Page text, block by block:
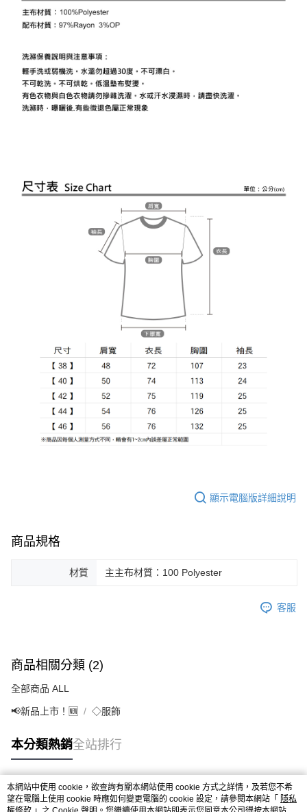
顯示電腦版詳細說明
商品規格
材質 主主布材質：100 Polyester
客服
商品相關分類 (2)
全部商品 ALL
📢新品上市！🆕 ◇服飾
本分類熱銷全站排行
熱門標籤
本網站中使用 cookie，欲查詢有關本網站使用 cookie 方式之詳情，及若您不希
望在電腦上使用 cookie 時應如何變更電腦的 cookie 設定，請參閱本網站「 隱私